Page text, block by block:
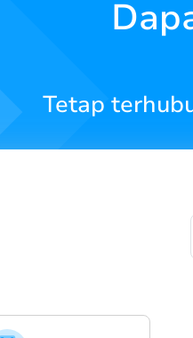
Tetap